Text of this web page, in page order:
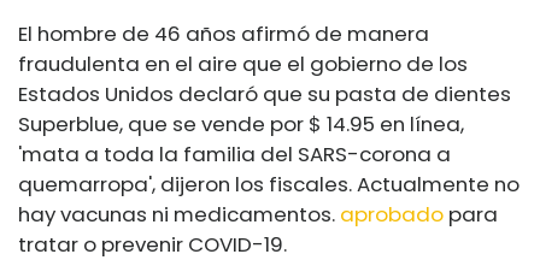
El hombre de 46 años afirmó de manera
fraudulenta en el aire que el gobierno de los
Estados Unidos declaró que su pasta de dientes
Superblue, que se vende por $ 14.95 en línea,
'mata a toda la familia del SARS-corona a
quemarropa', dijeron los fiscales. Actualmente no
hay vacunas ni medicamentos. aprobado para
tratar o prevenir COVID-19.